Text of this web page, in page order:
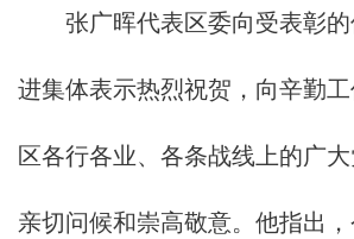
张广晖代表区委向受表彰的
进集体表示热烈祝贺，向辛勤
区各行各业、各条战线上的广
亲切问候和崇高敬意。他指出